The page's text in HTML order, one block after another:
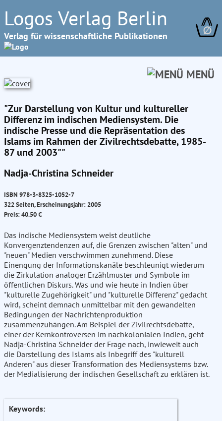
Logos Verlag Berlin
Verlag für wissenschaftliche Publikationen ∅
MENÜ
"Zur Darstellung von Kultur und kultureller
Differenz im indischen Mediensystem. Die
indische Presse und die Repräsentation des
Islams im Rahmen der Zivilrechtsdebatte, 1985-
87 und 2003""
Nadja-Christina Schneider
ISBN 978-3-8325-1052-7
322 Seiten, Erscheinungsjahr: 2005
Preis: 40.50 €
Das indische Mediensystem weist deutliche
Konvergenztendenzen auf, die Grenzen zwischen "alten" und
"neuen" Medien verschwimmen zunehmend. Diese
Einengung der Informationskanäle beschleunigt wiederum
die Zirkulation analoger Erzählmuster und Symbole im
öffentlichen Diskurs. Was und wie heute in Indien über
"kulturelle Zugehörigkeit" und "kulturelle Differenz" gedacht
wird, scheint demnach unmittelbar mit den gewandelten
Bedingungen der Nachrichtenproduktion
zusammenzuhängen. Am Beispiel der Zivilrechtsdebatte,
einer der Kernkontroversen im nachkolonialen Indien, geht
Nadja-Christina Schneider der Frage nach, inwieweit auch
die Darstellung des Islams als Inbegriff des "kulturell
Anderen" aus dieser Transformation des Mediensystems bzw.
der Medialisierung der indischen Gesellschaft zu erklären ist.
Keywords: